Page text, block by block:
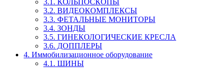
3.1. КОЛЬПОСКОПЫ
3.2. ВИДЕОКОМПЛЕКСЫ
3.3. ФЕТАЛЬНЫЕ МОНИТОРЫ
3.4. ЗОНДЫ
3.5. ГИНЕКОЛОГИЧЕСКИЕ КРЕСЛА
3.6. ДОППЛЕРЫ
4. Иммобилизационное оборудование
4.1. ШИНЫ